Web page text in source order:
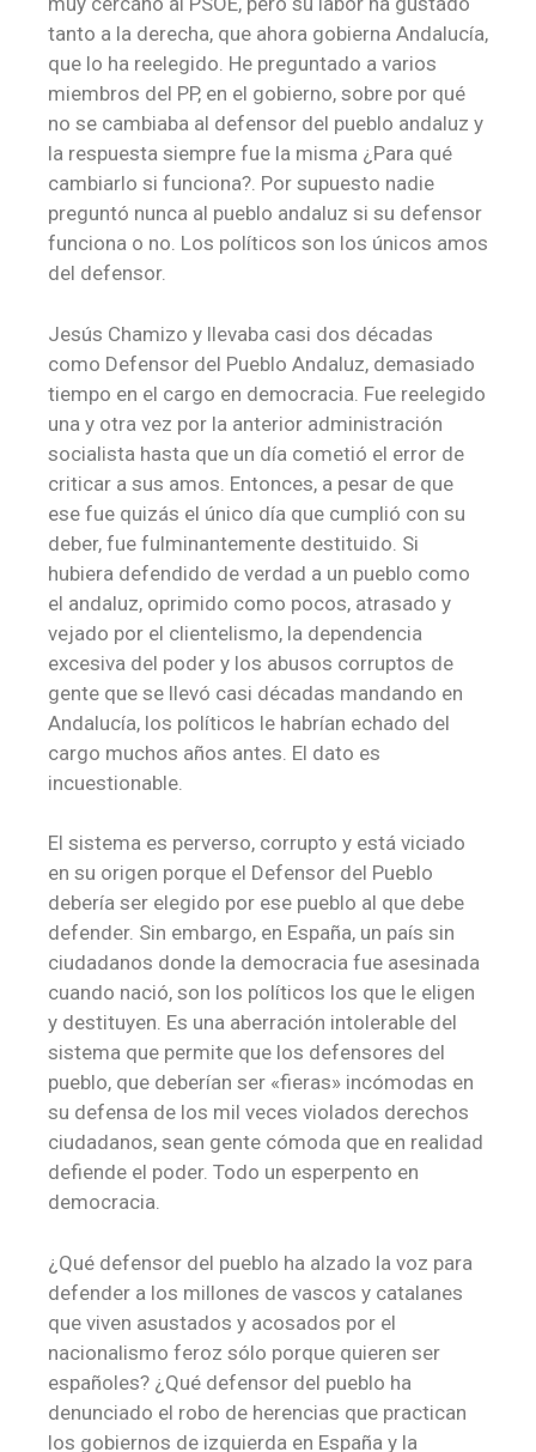
tanto a la derecha, que ahora gobierna Andalucía,
que lo ha reelegido. He preguntado a varios
miembros del PP, en el gobierno, sobre por qué
no se cambiaba al defensor del pueblo andaluz y
la respuesta siempre fue la misma ¿Para qué
cambiarlo si funciona?. Por supuesto nadie
preguntó nunca al pueblo andaluz si su defensor
funciona o no. Los políticos son los únicos amos
del defensor.
Jesús Chamizo y llevaba casi dos décadas
como Defensor del Pueblo Andaluz, demasiado
tiempo en el cargo en democracia. Fue reelegido
una y otra vez por la anterior administración
socialista hasta que un día cometió el error de
criticar a sus amos. Entonces, a pesar de que
ese fue quizás el único día que cumplió con su
deber, fue fulminantemente destituido. Si
hubiera defendido de verdad a un pueblo como
el andaluz, oprimido como pocos, atrasado y
vejado por el clientelismo, la dependencia
excesiva del poder y los abusos corruptos de
gente que se llevó casi décadas mandando en
Andalucía, los políticos le habrían echado del
cargo muchos años antes. El dato es
incuestionable.
El sistema es perverso, corrupto y está viciado
en su origen porque el Defensor del Pueblo
debería ser elegido por ese pueblo al que debe
defender. Sin embargo, en España, un país sin
ciudadanos donde la democracia fue asesinada
cuando nació, son los políticos los que le eligen
y destituyen. Es una aberración intolerable del
sistema que permite que los defensores del
pueblo, que deberían ser «fieras» incómodas en
su defensa de los mil veces violados derechos
ciudadanos, sean gente cómoda que en realidad
defiende el poder. Todo un esperpento en
democracia.
¿Qué defensor del pueblo ha alzado la voz para
defender a los millones de vascos y catalanes
que viven asustados y acosados por el
nacionalismo feroz sólo porque quieren ser
españoles? ¿Qué defensor del pueblo ha
denunciado el robo de herencias que practican
los gobiernos de izquierda en España y la